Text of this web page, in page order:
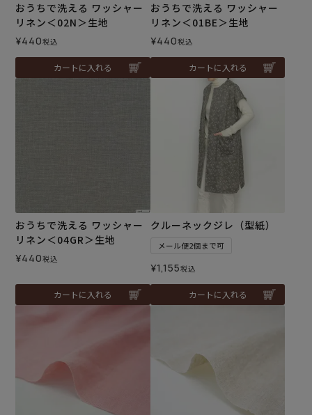
おうちで洗える ワッシャー
リネン＜02N＞生地
¥440税込
カートに入れる
おうちで洗える ワッシャー
リネン＜01BE＞生地
¥440税込
カートに入れる
おうちで洗える ワッシャー
リネン＜04GR＞生地
¥440税込
カートに入れる
クルーネックジレ（型紙）
メール便2個まで可
¥1,155税込
カートに入れる